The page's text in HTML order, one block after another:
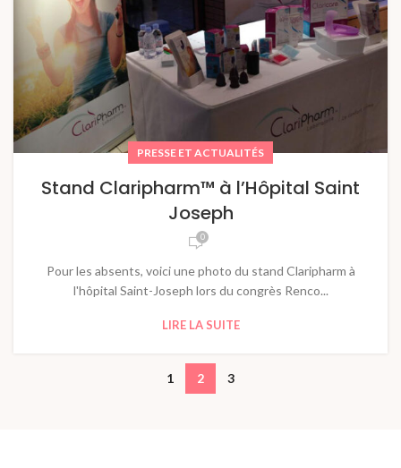
PRESSE ET ACTUALITÉS
Stand Claripharm™ à l’Hôpital Saint
Joseph
0
Pour les absents, voici une photo du stand Claripharm à
l'hôpital Saint-Joseph lors du congrès Renco...
LIRE LA SUITE
1 2 3